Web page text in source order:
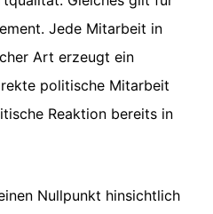
Jede Mitarbeit in
Art erzeugt ein
politische Mitarbeit
Reaktion bereits in
Nullpunkt hinsichtlich